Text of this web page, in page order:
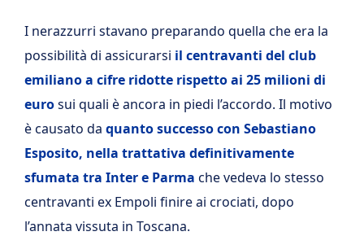
I nerazzurri stavano preparando quella che era la
possibilità di assicurarsi il centravanti del club
emiliano a cifre ridotte rispetto ai 25 milioni di
eurosui quali è ancora in piedi l’accordo. Il motivo
è causato da quanto successo con Sebastiano
Esposito, nella trattativa definitivamente
sfumata tra Inter e Parma che vedeva lo stesso
centravanti ex Empoli finire ai crociati, dopo
l’annata vissuta in Toscana.